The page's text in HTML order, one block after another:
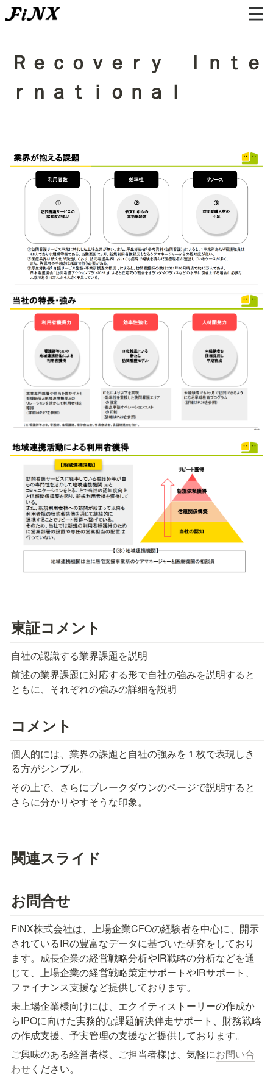
Ｒｅｃｏｖｅｒｙ Ｉｎｔｅ
ｒｎａｔｉｏｎａｌ
東証コメント
自社の認識する業界課題を説明
前述の業界課題に対応する形で自社の強みを説明すると
ともに、それぞれの強みの詳細を説明
コメント
個人的には、業界の課題と自社の強みを１枚で表現しき
る方がシンプル。
その上で、さらにブレークダウンのページで説明すると
さらに分かりやすそうな印象。
関連スライド
お問合せ
FiNX株式会社は、上場企業CFOの経験者を中心に、開示
されているIRの豊富なデータに基づいた研究をしており
ます。成長企業の経営戦略分析やIR戦略の分析などを通
じて、上場企業の経営戦略策定サポートやIRサポート、
ファイナンス支援など提供しております。
未上場企業様向けには、エクイティストーリーの作成か
らIPOに向けた実務的な課題解決伴走サポート、財務戦略
の作成支援、予実管理の支援など提供しております。
ご興味のある経営者様、ご担当者様は、気軽にお問い合
わせください。